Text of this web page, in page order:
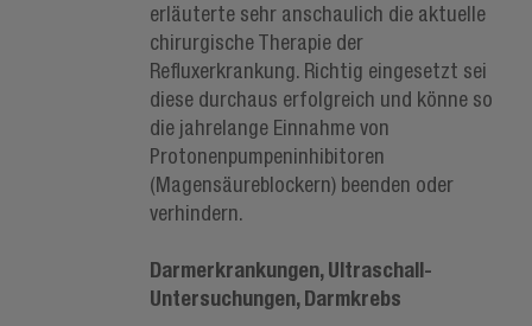
erläuterte sehr anschaulich die aktuelle
chirurgische Therapie der
Refluxerkrankung. Richtig eingesetzt sei
diese durchaus erfolgreich und könne so
die jahrelange Einnahme von
Protonenpumpeninhibitoren
(Magensäureblockern) beenden oder
verhindern.
Darmerkrankungen, Ultraschall-
Untersuchungen, Darmkrebs